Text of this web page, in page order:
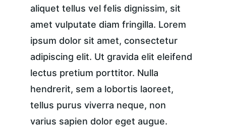
aliquet tellus vel felis dignissim, sit
amet vulputate diam fringilla. Lorem
ipsum dolor sit amet, consectetur
adipiscing elit. Ut gravida elit eleifend
lectus pretium porttitor. Nulla
hendrerit, sem a lobortis laoreet,
tellus purus viverra neque, non
varius sapien dolor eget augue.